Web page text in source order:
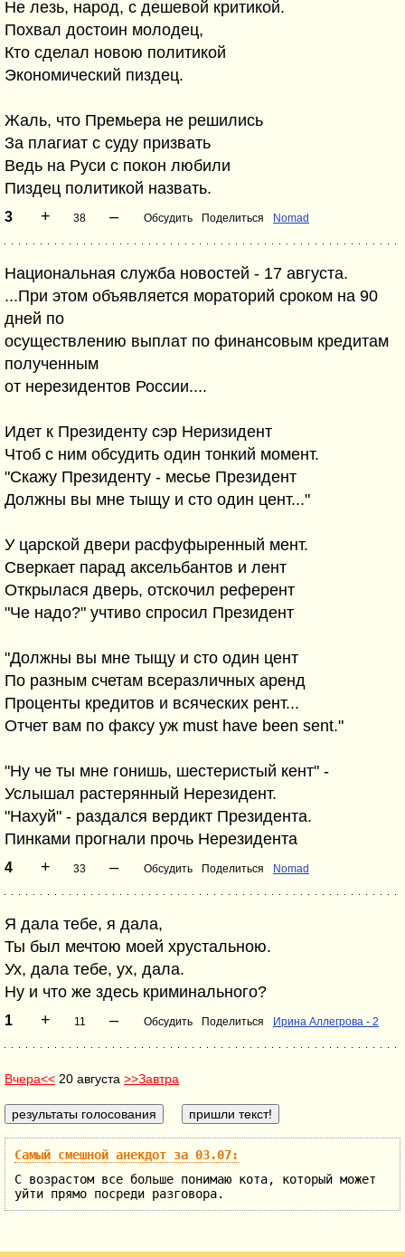
Не лезь, народ, с дешевой критикой.
Похвал достоин молодец,
Кто сделал новою политикой
Экономический пиздец.
Жаль, что Премьера не решились
За плагиат с суду призвать
Ведь на Руси с покон любили
Пиздец политикой назвать.
3 + 38 – Обсудить Поделиться Nomad
Национальная служба новостей - 17 августа.
...При этом объявляется мораторий сроком на 90
дней по
осуществлению выплат по финансовым кредитам
полученным
от нерезидентов России....
Идет к Президенту сэр Неризидент
Чтоб с ним обсудить один тонкий момент.
"Скажу Президенту - месье Президент
Должны вы мне тыщу и сто один цент..."
У царской двери расфуфыренный мент.
Сверкает парад аксельбантов и лент
Открылася дверь, отскочил референт
"Че надо?" учтиво спросил Президент
"Должны вы мне тыщу и сто один цент
По разным счетам всеразличных аренд
Проценты кредитов и всяческих рент...
Отчет вам по факсу уж must have been sent."
"Ну че ты мне гонишь, шестеристый кент" -
Услышал растерянный Нерезидент.
"Нахуй" - раздался вердикт Президента.
Пинками прогнали прочь Нерезидента
4 + 33 – Обсудить Поделиться Nomad
Я дала тебе, я дала,
Ты был мечтою моей хрустальною.
Ух, дала тебе, ух, дала.
Ну и что же здесь криминального?
1 + 11 – Обсудить Поделиться Ирина Аллегрова - 2
Вчера<< 20 августа >>Завтра
Самый смешной анекдот за 03.07:
С возрастом все больше понимаю кота, который может
уйти прямо посреди разговора.